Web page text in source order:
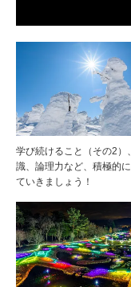
学び続けること（その2）
識、論理力など、積極的
ていきましょう！